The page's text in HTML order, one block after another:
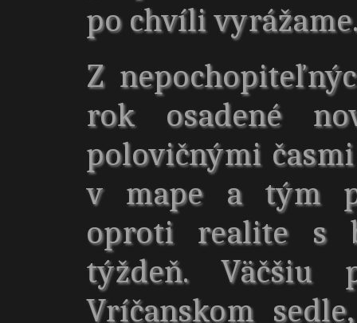
po chvíli
Z
rok osadené
polovičnými
v mape a tým
oproti realite s
týždeň. Väčšiu
Vríčanskom